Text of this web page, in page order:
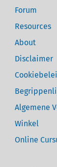
Forum
Resources
About
Disclaimer
Algemene
Winkel
Online